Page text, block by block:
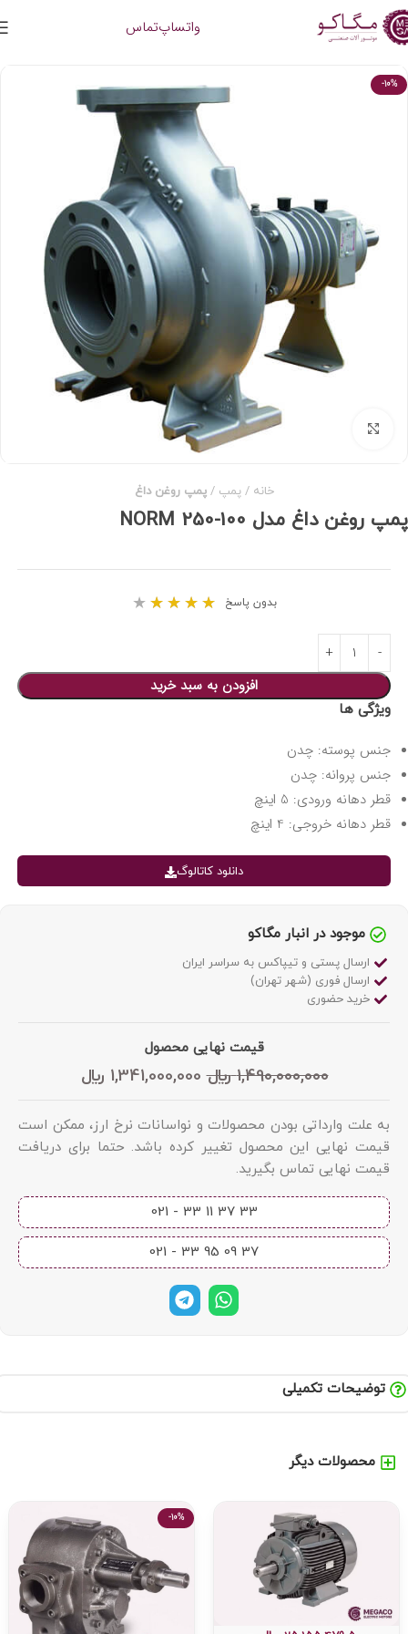
واتساپتماس
-10%
برای بزرگنمایی کلیک کنید
خانه پمپ پمپ روغن داغ
پمپ روغن داغ مدل 100-250 NORM
بدون پاسخ ★
★
★
★
★
افزودن به سبد خرید
ویژگی ها
جنس پوسته: چدن
جنس پروانه: چدن
قطر دهانه ورودی: 5 اینچ
قطر دهانه خروجی: 4 اینچ
دانلود کاتالوگ
موجود در انبار مگاکو
ارسال پستی و تیپاکس به سراسر ایران
ارسال فوری (شهر تهران)
خرید حضوری
قیمت نهایی محصول
1,490,000,000 ﷼ 1,341,000,000 ﷼
به علت وارداتی بودن محصولات و نواسانات نرخ ارز، ممکن است
قیمت نهایی این محصول تغییر کرده باشد. حتما برای دریافت
قیمت نهایی تماس بگیرید.
33 37 11 33 - 021​
37 09 95 33 - 021​
توضیحات تکمیلی
محصولات دیگر
-10%